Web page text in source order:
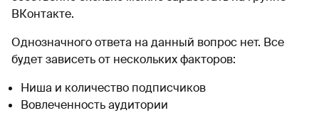
ВКонтакте.
Однозначного ответа на данный вопрос нет. Все
будет зависеть от нескольких факторов:
Ниша и количество подписчиков
Вовлеченность аудитории